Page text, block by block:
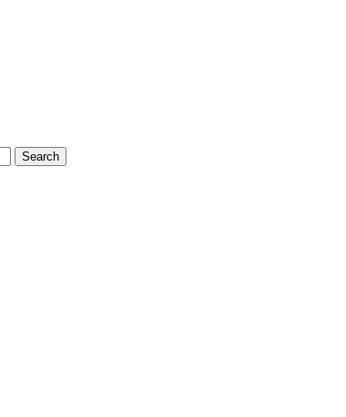
Search